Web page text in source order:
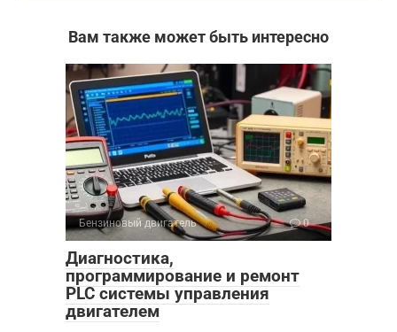
Вам также может быть интересно
Бензиновый двигатель 0
Диагностика,
программирование и ремонт
PLC системы управления
двигателем